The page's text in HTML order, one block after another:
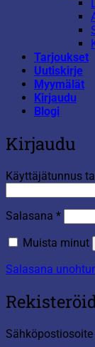
Tarjoukset
Uutiskirje
Myymälät
Kirjaudu
Blogi
Kirjaudu
Käyttäjätunnus
Salasana *
Muista minut
Salasana
Sähköpostiosoite